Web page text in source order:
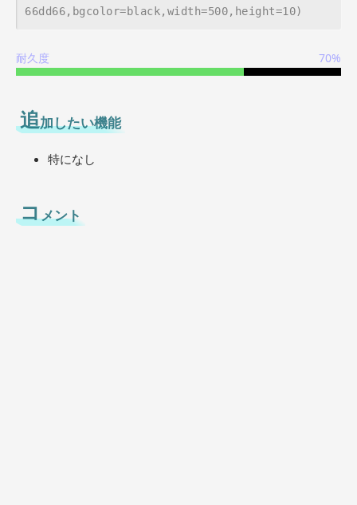
66dd66,bgcolor=black,width=500,height=10)
耐久度 70%
追加したい機能
特になし
コメント